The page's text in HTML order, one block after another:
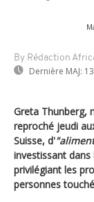
By Rédaction
Dernière MAJ:
Greta Thunberg,
reproché jeudi
Suisse, d'
investissant
privilégiant les
personnes